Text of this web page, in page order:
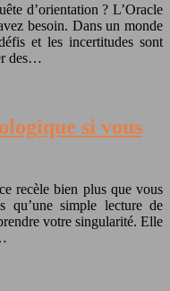
d’orientation ? L’Oracle
besoin. Dans un monde
et les incertitudes sont
des…
si vous
recèle bien plus que vous
qu’une simple lecture de
votre singularité. Elle